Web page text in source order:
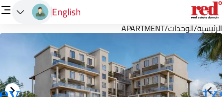
English
الرئيسية/الوحدات/
APARTMENT